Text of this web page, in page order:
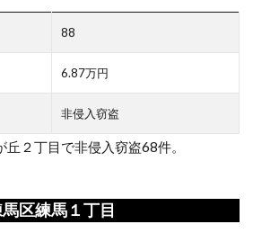
88
6.87万円
非侵入窃盗
２丁目で非侵入窃盗68件。
区練馬１丁目